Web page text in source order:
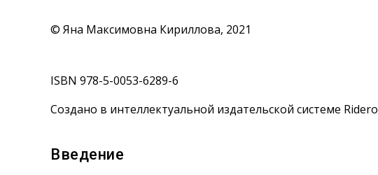
© Яна Максимовна Кириллова, 2021
ISBN 978-5-0053-6289-6
Создано в интеллектуальной издательской системе Ridero
Введение